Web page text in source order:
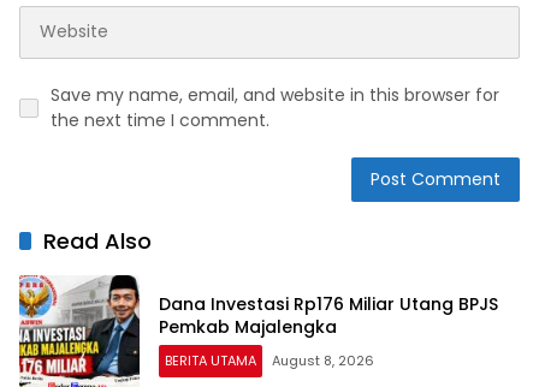
Save my name, email, and website in this browser for
the next time I comment.
Read Also
Dana Investasi Rp176 Miliar Utang BPJS
Pemkab Majalengka
BERITA UTAMA August 8, 2026